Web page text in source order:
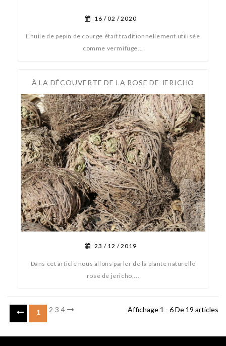
16 /02 /2020
L’huile de pepin de courge était traditionnellement utilisée
comme vermifuge...
À LA DÉCOUVERTE DE LA ROSE DE JERICHO
23 / 12 /2019
Dans cet article nous allons parler de la plante naturelle
rose de jericho,...
1 2 3 4 Affichage 1 - 6 De 19 articles